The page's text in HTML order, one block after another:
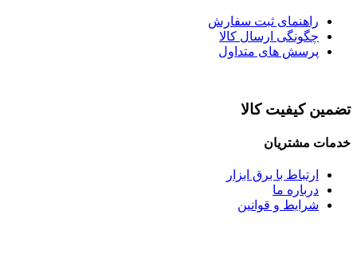
راهنمای ثبت سفارش
چگونگی ارسال کالا
پرسش های متداول
تضمین کیفیت کالا
خدمات مشتریان
ارتباط با برق ابزار
درباره ما
شرایط و قوانین